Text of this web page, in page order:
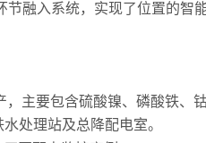
融入系统，实现了位置的智
要包含硫酸镍、磷酸铁、
处理站及总降配电室。